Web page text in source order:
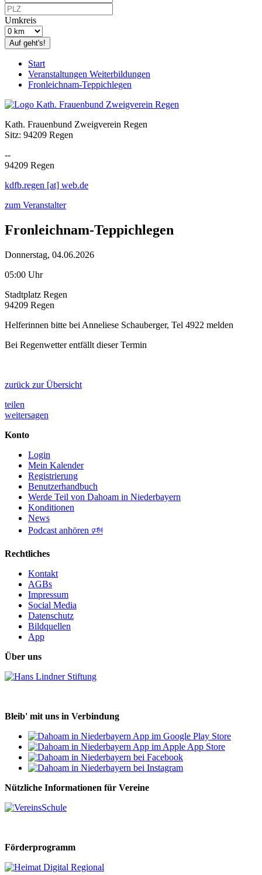
Umkreis
Auf geht's!
Start
Veranstaltungen Weiterbildungen
Fronleichnam-Teppichlegen
Kath. Frauenbund Zweigverein Regen
Sitz: 94209 Regen
--
94209 Regen
kdfb.regen [at] web.de
zum Veranstalter
Fronleichnam-Teppichlegen
Donnerstag, 04.06.2026
05:00 Uhr
Stadtplatz Regen
94209 Regen
Helferinnen bitte bei Anneliese Schauberger, Tel 4922 melden
Bei Regenwetter entfällt dieser Termin
zurück zur Übersicht
teilen
weitersagen
Konto
Login
Mein Kalender
Registrierung
Benutzerhandbuch
Werde Teil von Dahoam in Niederbayern
Konditionen
News
Podcast anhören 🕬
Rechtliches
Kontakt
AGBs
Impressum
Social Media
Datenschutz
Bildquellen
App
Über uns
Bleib' mit uns in Verbindung
Nützliche Informationen für Vereine
Förderprogramm